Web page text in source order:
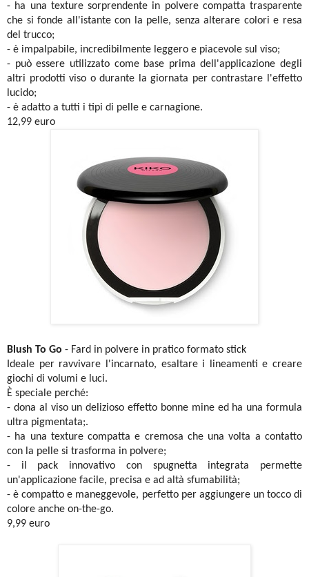
- ha una texture sorprendente in polvere compatta trasparente
che si fonde all'istante con la pelle, senza alterare colori e resa
del trucco;
- è impalpabile, incredibilmente leggero e piacevole sul viso;
- può essere utilizzato come base prima dell'applicazione degli
altri prodotti viso o durante la giornata per contrastare l'effetto
lucido;
- è adatto a tutti i tipi di pelle e carnagione.
12,99 euro
Blush To Go - Fard in polvere in pratico formato stick
Ideale per ravvivare l'incarnato, esaltare i lineamenti e creare
giochi di volumi e luci.
È speciale perché:
- dona al viso un delizioso effetto bonne mine ed ha una formula
ultra pigmentata;.
- ha una texture compatta e cremosa che una volta a contatto
con la pelle si trasforma in polvere;
- il pack innovativo con spugnetta integrata permette
un'applicazione facile, precisa e ad altà sfumabilità;
- è compatto e maneggevole, perfetto per aggiungere un tocco di
colore anche on-the-go.
9,99 euro